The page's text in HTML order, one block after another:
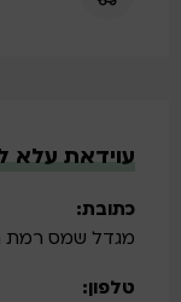
עוידאת עלא
כתובת:
מגדל שמס רמת
טלפון: